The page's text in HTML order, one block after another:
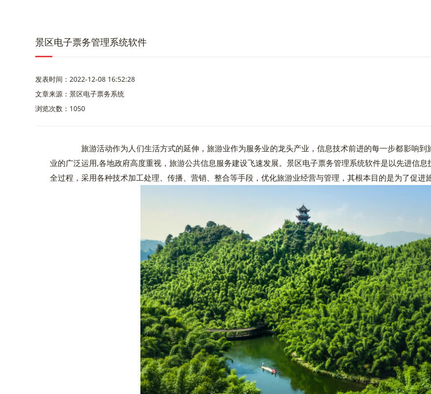
景区电子票务管理系统软件
发表时间：2022-12-08 16:52:28
文章来源：景区电子票务系统
浏览次数：1050
旅游活动作为人们生活方式的延伸，旅游业作为服务业的龙头产业，信息技术前进的每一步都影响到
业的广泛运用,各地政府高度重视，旅游公共信息服务建设飞速发展。景区电子票务管理系统软件是以先进信
全过程，采用各种技术加工处理、传播、营销、整合等手段，优化旅游业经营与管理，其根本目的是为了促进